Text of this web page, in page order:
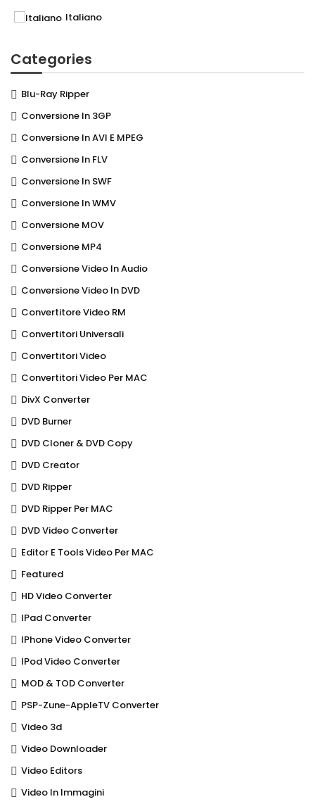
Italiano
Categories
Blu-Ray Ripper
Conversione In 3GP
Conversione In AVI E MPEG
Conversione In FLV
Conversione In SWF
Conversione In WMV
Conversione MOV
Conversione MP4
Conversione Video In Audio
Conversione Video In DVD
Convertitore Video RM
Convertitori Universali
Convertitori Video
Convertitori Video Per MAC
DivX Converter
DVD Burner
DVD Cloner & DVD Copy
DVD Creator
DVD Ripper
DVD Ripper Per MAC
DVD Video Converter
Editor E Tools Video Per MAC
Featured
HD Video Converter
IPad Converter
IPhone Video Converter
IPod Video Converter
MOD & TOD Converter
PSP-Zune-AppleTV Converter
Video 3d
Video Downloader
Video Editors
Video In Immagini